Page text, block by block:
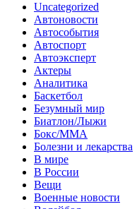
Uncategorized
Автоновости
Автособытия
Автоспорт
Автоэксперт
Актеры
Аналитика
Баскетбол
Безумный мир
Биатлон/Лыжи
Бокс/MMA
Болезни и лекарства
В мире
В России
Вещи
Военные новости